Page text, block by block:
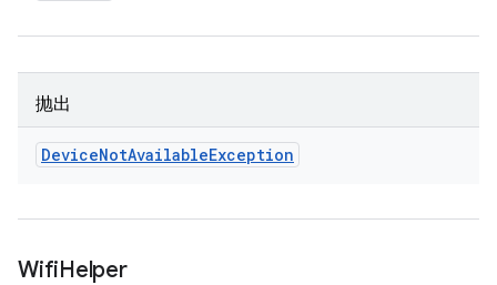
抛出
DeviceNotAvailableException
WifiHelper